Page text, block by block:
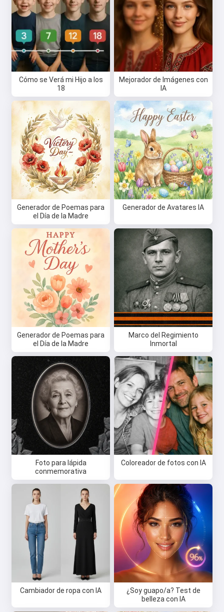
Cómo se Verá mi Hijo a los
18
Mejorador de Imágenes con
IA
Generador de Poemas para
el Día de la Madre
Generador de Avatares IA
Generador de Poemas para
el Día de la Madre
Marco del Regimiento
Inmortal
Foto para lápida
conmemorativa
Coloreador de fotos con IA
Cambiador de ropa con IA
¿Soy guapo/a? Test de
belleza con IA
Hola 👋
Puedo crear canciones, escribir
poemas y felicitaciones 🥰
Pruébalo gratis
Acepto: Términos de Servicio,
Política de Privacidad
,
Política de Reembolso